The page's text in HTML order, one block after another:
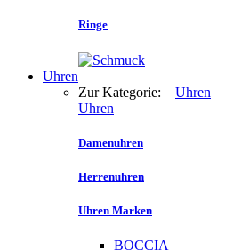
Ringe
Uhren
Zur Kategorie: Uhren
Uhren
Damenuhren
Herrenuhren
Uhren Marken
BOCCIA